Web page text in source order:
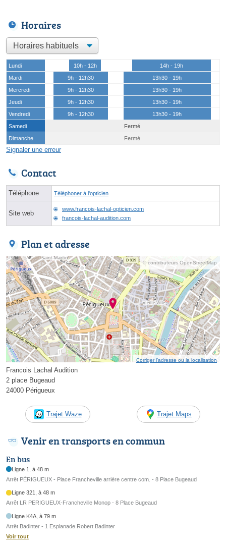
Horaires
Lundi 10h - 12h
14h - 19h
Mardi
9h - 12h30
13h30 - 19h
Mercredi
9h - 12h30
13h30 - 19h
Jeudi
9h - 12h30
13h30 - 19h
Vendredi
9h - 12h30
13h30 - 19h
Samedi
Fermé
Dimanche
Fermé
Signaler une erreur
Contact
Téléphone Téléphoner à l'opticien
Site web
www.francois-lachal-opticien.com
francois-lachal-audition.com
Plan et adresse
© contributeurs OpenStreetMap
Corriger l’adresse ou la localisation
Francois Lachal Audition
2 place Bugeaud
24000 Périgueux
Trajet Waze Trajet Maps
Venir en transports en commun
En bus
Ligne 1, à 48 m
Arrêt PÉRIGUEUX - Place Francheville arrière centre com. - 8 Place Bugeaud
Ligne 321, à 48 m
Arrêt LR PERIGUEUX-Francheville Monop - 8 Place Bugeaud
Ligne K4A, à 79 m
Arrêt Badinter - 1 Esplanade Robert Badinter
Voir tout